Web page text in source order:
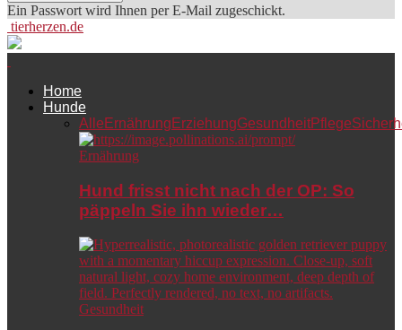
Ein Passwort wird Ihnen per E-Mail zugeschickt.
tierherzen.de
Home
Hunde
Alle Ernährung ErziehungGesundheitPflege
Ernährung
Hund frisst nicht nach der OP: So
päppeln Sie ihn wieder…
Gesundheit